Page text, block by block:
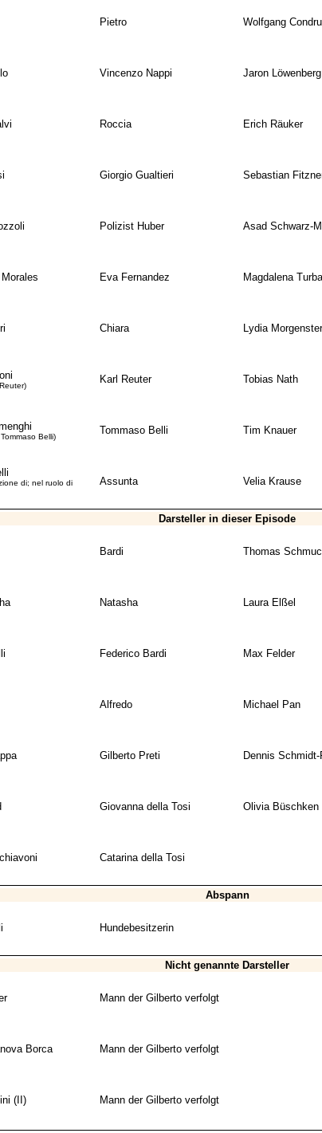
Pietro Wolfgang
Vincenzo Nappi Jaron Löwenberg
Roccia Erich Räuker
Giorgio Gualtieri Sebastian
Polizist Huber Asad Schwarz-
Eva Fernandez Magdalena Turba
Chiara Lydia
Karl Reuter Tobias Nath
Belli)
Tommaso Belli Tim Knauer
di; nel ruolo di
Assunta Velia Krause
Darsteller in dieser Episode
Bardi Thomas
Natasha Laura Elßel
Federico Bardi Max Felder
Alfredo Michael Pan
Gilberto Preti Dennis Schmidt-
Giovanna della Tosi Olivia Büschken
Catarina della Tosi
Abspann
Hundebesitzerin
Nicht genannte Darsteller
Mann der Gilberto verfolgt
Borca Mann der Gilberto verfolgt
(II) Mann der Gilberto verfolgt